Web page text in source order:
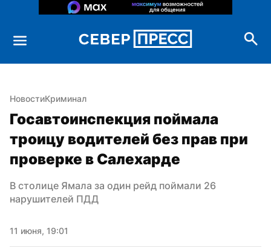
НовостиКриминал
Госавтоинспекция поймала
троицу водителей без прав при
проверке в Салехарде
В столице Ямала за один рейд поймали 26
нарушителей ПДД
11 июня, 19:01